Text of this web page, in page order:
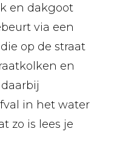
en dakgoot
via een
op de straat
en
in het water
zo is lees je